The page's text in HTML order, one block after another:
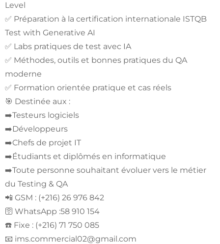
Level
✅ Préparation à la certification internationale ISTQB
Test with Generative AI
✅ Labs pratiques de test avec IA
✅ Méthodes, outils et bonnes pratiques du QA
moderne
✅ Formation orientée pratique et cas réels
🎯 Destinée aux :
➡️Testeurs logiciels
➡️Développeurs
➡️Chefs de projet IT
➡️Étudiants et diplômés en informatique
➡️Toute personne souhaitant évoluer vers le métier
du Testing & QA
📲 GSM : (+216) 26 976 842
🛜 WhatsApp :58 910 154
☎️ Fixe : (+216) 71 750 085
📧 ims.commercial02@gmail.com